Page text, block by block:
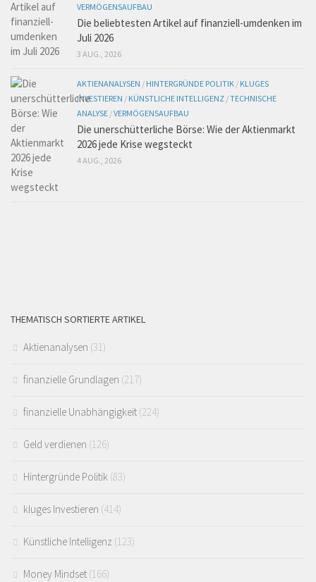
VERMÖGENSAUFBAU
Die beliebtesten Artikel auf finanziell-umdenken im
Juli 2026
3 AUG., 2026
AKTIENANALYSEN / HINTERGRÜNDE POLITIK / KLUGES
INVESTIEREN / KÜNSTLICHE INTELLIGENZ /TECHNISCHE
ANALYSE /VERMÖGENSAUFBAU
Die unerschütterliche Börse: Wie der Aktienmarkt
2026 jede Krise wegsteckt
4 AUG., 2026
THEMATISCH SORTIERTE ARTIKEL
Aktienanalysen (31)
finanzielle Grundlagen (217)
finanzielle Unabhängigkeit (224)
Geld verdienen (126)
Hintergründe Politik (83)
kluges Investieren (414)
Künstliche Intelligenz (123)
Money Mindset (166)